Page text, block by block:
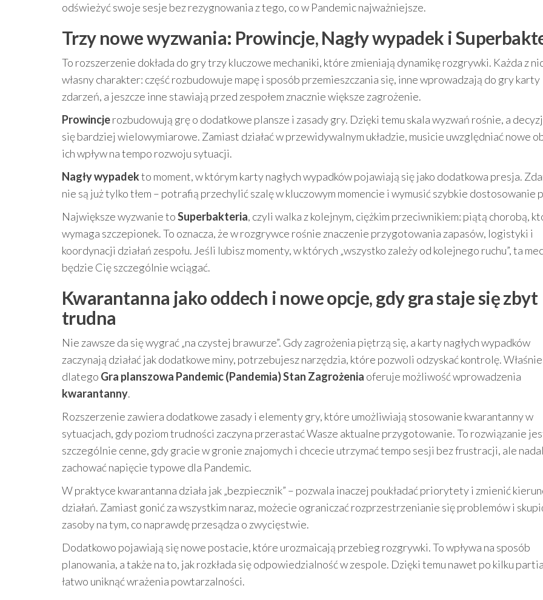
odświeżyć swoje sesje bez rezygnowania z tego, co w Pandemic najważniejsze.
Trzy nowe wyzwania: Prowincje, Nagły wypadek i
To rozszerzenie dokłada do gry trzy kluczowe mechaniki, które zmieniają dynamikę rozgrywki. Każda z
własny charakter: część rozbudowuje mapę i sposób przemieszczania się, inne wprowadzają do gry karty
zdarzeń, a jeszcze inne stawiają przed zespołem znacznie większe zagrożenie.
Prowincjerozbudowują grę o dodatkowe plansze i zasady gry. Dzięki temu skala wyzwań rośnie, a
się bardziej wielowymiarowe. Zamiast działać w przewidywalnym układzie, musicie uwzględniać nowe
ich wpływ na tempo rozwoju sytuacji.
Nagły wypadekto moment, w którym karty nagłych wypadków pojawiają się jako dodatkowa presja.
nie są już tylko tłem – potrafią przechylić szalę w kluczowym momencie i wymusić szybkie dostosowanie
Największe wyzwanie toSuperbakteria, czyli walka z kolejnym, ciężkim przeciwnikiem: piątą chorobą,
wymaga szczepionek. To oznacza, że w rozgrywce rośnie znaczenie przygotowania zapasów, logistyki i
koordynacji działań zespołu. Jeśli lubisz momenty, w których „wszystko zależy od kolejnego ruchu”, ta
będzie Cię szczególnie wciągać.
Kwarantanna jako oddech i nowe opcje, gdy gra staje się zbyt
trudna
Nie zawsze da się wygrać „na czystej brawurze”. Gdy zagrożenia piętrzą się, a karty nagłych wypadków
zaczynają działać jak dodatkowe miny, potrzebujesz narzędzia, które pozwoli odzyskać kontrolę. Właśnie
dlatego Gra planszowa Pandemic (Pandemia) Stan Zagrożenia oferuje możliwość wprowadzenia
kwarantanny.
Rozszerzenie zawiera dodatkowe zasady i elementy gry, które umożliwiają stosowanie kwarantanny w
sytuacjach, gdy poziom trudności zaczyna przerastać Wasze aktualne przygotowanie. To rozwiązanie
szczególnie cenne, gdy gracie w gronie znajomych i chcecie utrzymać tempo sesji bez frustracji, ale nadal
zachować napięcie typowe dla Pandemic.
W praktyce kwarantanna działa jak „bezpiecznik” – pozwala inaczej poukładać priorytety i zmienić
działań. Zamiast gonić za wszystkim naraz, możecie ograniczać rozprzestrzenianie się problemów i
zasoby na tym, co naprawdę przesądza o zwycięstwie.
Dodatkowo pojawiają się nowe postacie, które urozmaicają przebieg rozgrywki. To wpływa na sposób
planowania, a także na to, jak rozkłada się odpowiedzialność w zespole. Dzięki temu nawet po kilku
łatwo uniknąć wrażenia powtarzalności.